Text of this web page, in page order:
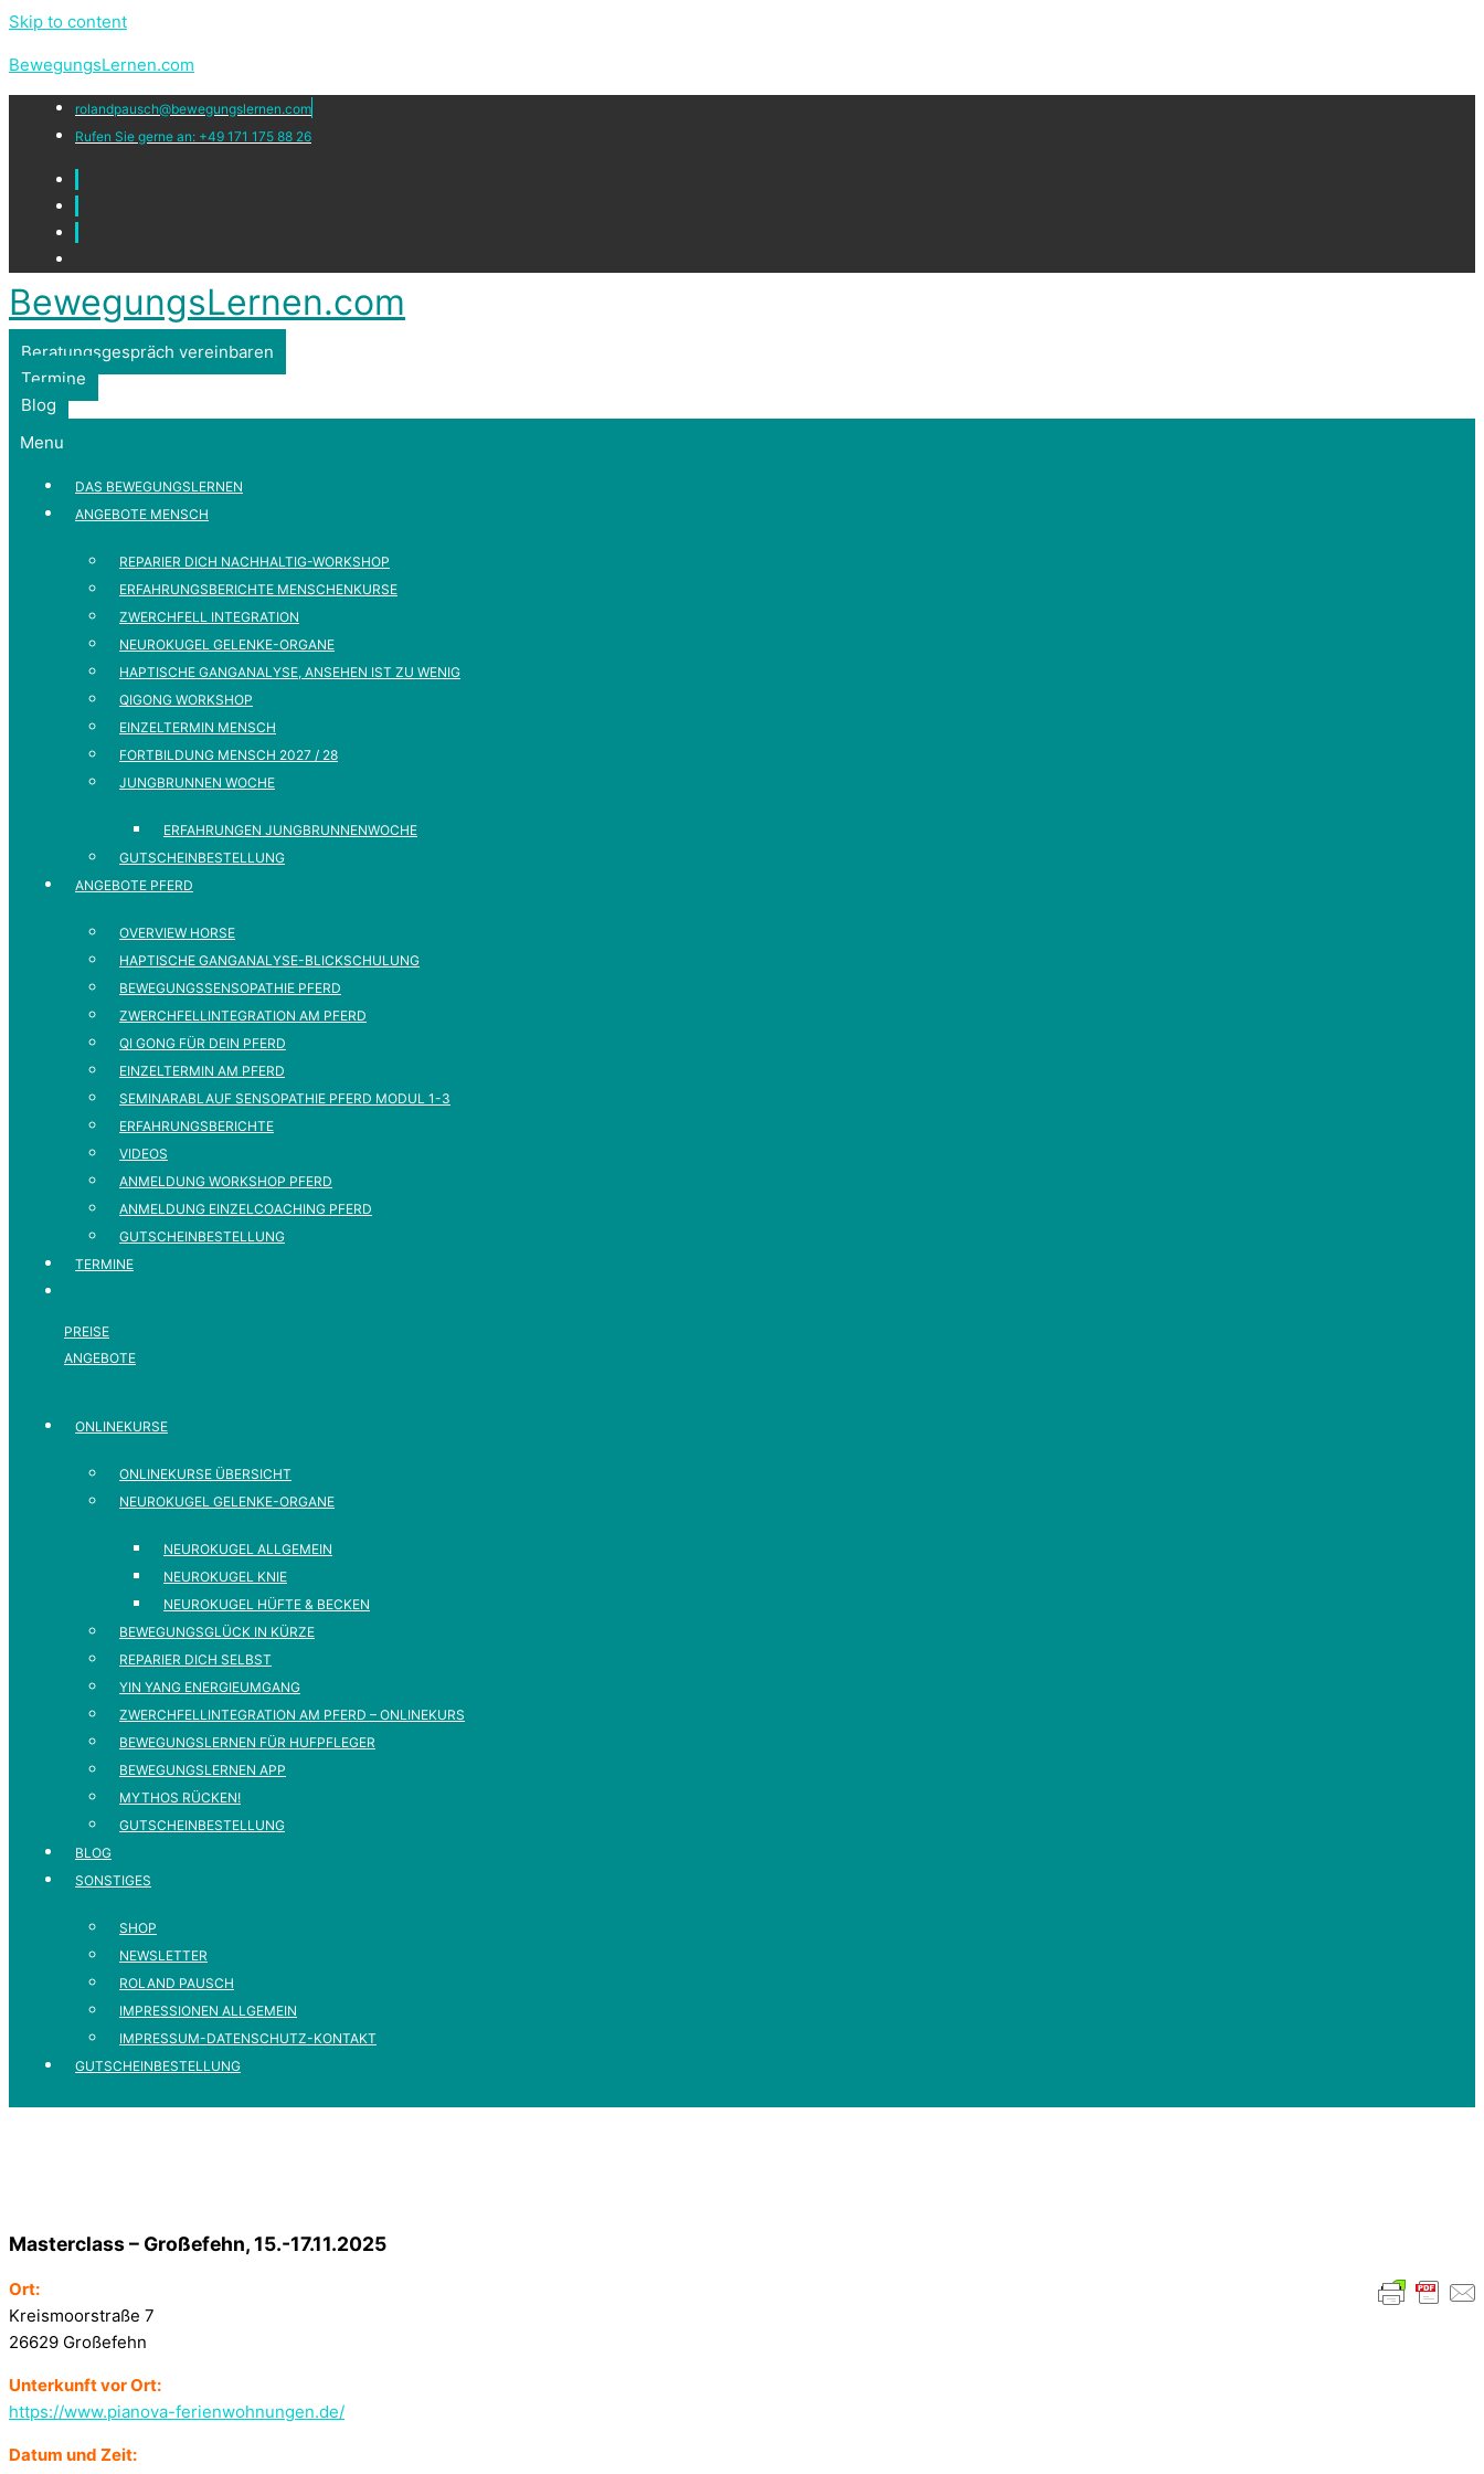
Skip to content
BewegungsLernen.com
rolandpausch@bewegungslernen.com
Rufen Sie gerne an: +49 171 175 88 26
BewegungsLernen.com
Beratungsgespräch vereinbaren
Termine
Blog
Menu
DAS BEWEGUNGSLERNEN
ANGEBOTE MENSCH
REPARIER DICH NACHHALTIG-WORKSHOP
ERFAHRUNGSBERICHTE MENSCHENKURSE
ZWERCHFELL INTEGRATION
NEUROKUGEL GELENKE-ORGANE
HAPTISCHE GANGANALYSE, ANSEHEN IST ZU WENIG
QIGONG WORKSHOP
EINZELTERMIN MENSCH
FORTBILDUNG MENSCH 2027 / 28
JUNGBRUNNEN WOCHE
ERFAHRUNGEN JUNGBRUNNENWOCHE
GUTSCHEINBESTELLUNG
ANGEBOTE PFERD
OVERVIEW HORSE
HAPTISCHE GANGANALYSE-BLICKSCHULUNG
BEWEGUNGSSENSOPATHIE PFERD
ZWERCHFELLINTEGRATION AM PFERD
QI GONG FÜR DEIN PFERD
EINZELTERMIN AM PFERD
SEMINARABLAUF SENSOPATHIE PFERD MODUL 1-3
ERFAHRUNGSBERICHTE
VIDEOS
ANMELDUNG WORKSHOP PFERD
ANMELDUNG EINZELCOACHING PFERD
GUTSCHEINBESTELLUNG
TERMINE
PREISE
ANGEBOTE
ONLINEKURSE
ONLINEKURSE ÜBERSICHT
NEUROKUGEL GELENKE-ORGANE
NEUROKUGEL ALLGEMEIN
NEUROKUGEL KNIE
NEUROKUGEL HÜFTE & BECKEN
BEWEGUNGSGLÜCK IN KÜRZE
REPARIER DICH SELBST
YIN YANG ENERGIEUMGANG
ZWERCHFELLINTEGRATION AM PFERD – ONLINEKURS
BEWEGUNGSLERNEN FÜR HUFPFLEGER
BEWEGUNGSLERNEN APP
MYTHOS RÜCKEN!
GUTSCHEINBESTELLUNG
BLOG
SONSTIGES
SHOP
NEWSLETTER
ROLAND PAUSCH
IMPRESSIONEN ALLGEMEIN
IMPRESSUM-DATENSCHUTZ-KONTAKT
GUTSCHEINBESTELLUNG
Masterclass – Großefehn, 15.-17.11.2025
Ort:
Kreismoorstraße 7
26629 Großefehn
Unterkunft vor Ort:
https://www.pianova-ferienwohnungen.de/
Datum und Zeit: